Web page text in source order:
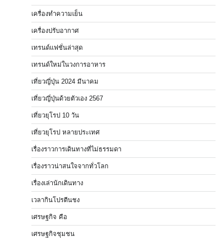
เครื่องทำความเย็น
เครื่องปรับอากาศ
เทรนด์แฟชั่นล่าสุด
เทรนด์ใหม่ในวงการอาหาร
เที่ยวญี่ปุ่น 2024 มีนาคม
เที่ยวญี่ปุ่นด้วยตัวเอง 2567
เที่ยวยุโรป 10 วัน
เที่ยวยุโรป หลายประเทศ
เรื่องราวการเดินทางที่ไม่ธรรมดา
เรื่องราวน่าสนใจจากทั่วโลก
เรื่องเล่านักเดินทาง
เวลากินโปรตีนชง
เศรษฐกิจ คือ
เศรษฐกิจชุมชน